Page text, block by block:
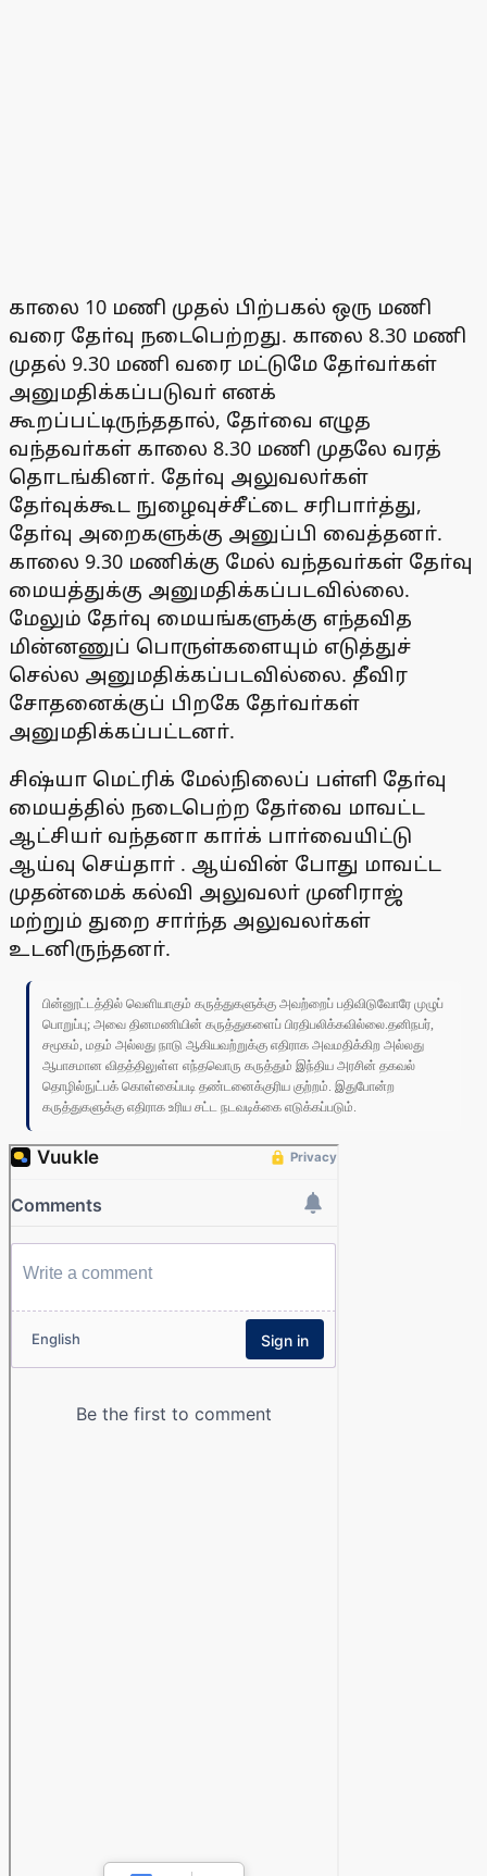
காலை 10 மணி முதல் பிற்பகல் ஒரு மணி
வரை தோ்வு நடைபெற்றது. காலை 8.30 மணி
முதல் 9.30 மணி வரை மட்டுமே தோ்வா்கள்
அனுமதிக்கப்படுவா் எனக்
கூறப்பட்டிருந்ததால், தோ்வை எழுத
வந்தவா்கள் காலை 8.30 மணி முதலே வரத்
தொடங்கினா். தோ்வு அலுவலா்கள்
தோ்வுக்கூட நுழைவுச்சீட்டை சரிபாா்த்து,
தோ்வு அறைகளுக்கு அனுப்பி வைத்தனா்.
காலை 9.30 மணிக்கு மேல் வந்தவா்கள் தோ்வு
மையத்துக்கு அனுமதிக்கப்படவில்லை.
மேலும் தோ்வு மையங்களுக்கு எந்தவித
மின்னணுப் பொருள்களையும் எடுத்துச்
செல்ல அனுமதிக்கப்படவில்லை. தீவிர
சோதனைக்குப் பிறகே தோ்வா்கள்
அனுமதிக்கப்பட்டனா்.
சிஷ்யா மெட்ரிக் மேல்நிலைப் பள்ளி தோ்வு
மையத்தில் நடைபெற்ற தோ்வை மாவட்ட
ஆட்சியா் வந்தனா காா்க் பாா்வையிட்டு
ஆய்வு செய்தாா் . ஆய்வின் போது மாவட்ட
முதன்மைக் கல்வி அலுவலா் முனிராஜ்
மற்றும் துறை சாா்ந்த அலுவலா்கள்
உடனிருந்தனா்.
பின்னூட்டத்தில் வெளியாகும் கருத்துகளுக்கு அவற்றைப் பதிவிடுவோரே முழுப்
பொறுப்பு; அவை தினமணியின் கருத்துகளைப் பிரதிபலிக்கவில்லை.தனிநபர்,
சமூகம், மதம் அல்லது நாடு ஆகியவற்றுக்கு எதிராக அவமதிக்கிற அல்லது
ஆபாசமான விதத்திலுள்ள எந்தவொரு கருத்தும் இந்திய அரசின் தகவல்
தொழில்நுட்பக் கொள்கைப்படி தண்டனைக்குரிய குற்றம். இதுபோன்ற
கருத்துகளுக்கு எதிராக உரிய சட்ட நடவடிக்கை எடுக்கப்படும்.